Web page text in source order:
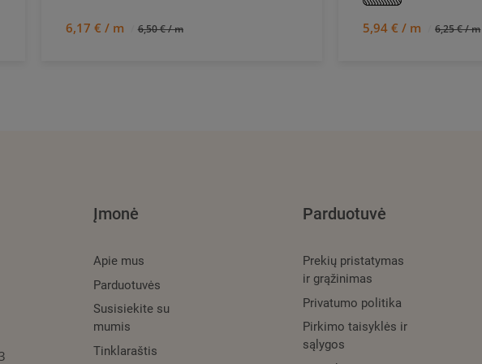
6,17 € / m 6,50 € / m 5,94 € / m 6,25 € / m
Įmonė
Apie mus
Susisiekite su
mumis
Parduotuvės
Tinklaraštis
Parduotuvė
Prekių pristatymas
ir grąžinimas
Privatumo politika
Pirkimo taisyklės ir
sąlygos